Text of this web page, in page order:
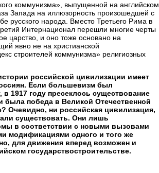
коммунизма», выпущенной на английском
Запада на иллюзорность произошедшей с
русского народа. Вместо Третьего Рима в
Интернационал перешли многие черты
царство, и оно тоже основано на
явно не на христианской
строителей коммунизма» религиозных
российской цивилизации имеет
Если большевизм был
1917 году пресеклось существование
была победа в Великой Отечественной
Очевидно, ни российская цивилизация,
существовать. Они лишь
в соответствии с новыми вызовами
модификациями одного и того же
для движения вперед возможен и
государствостроительстве.